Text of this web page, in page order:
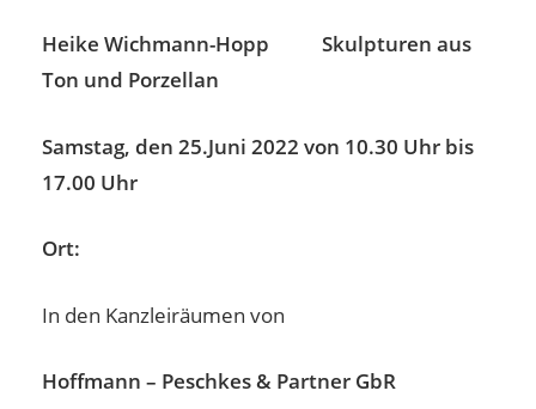
Heike Wichmann-Hopp Skulpturen aus
Ton und Porzellan
Samstag, den 25.Juni 2022 von 10.30 Uhr bis
17.00 Uhr
Ort:
In den Kanzleiräumen von
Hoffmann – Peschkes & Partner GbR